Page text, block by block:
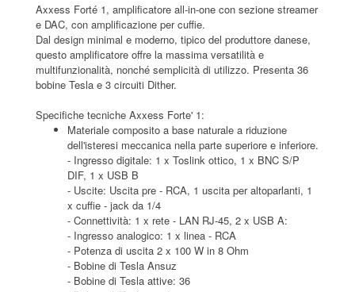
Axxess Forté 1, amplificatore all-in-one con sezione streamer
e DAC, con amplificazione per cuffie.
Dal design minimal e moderno, tipico del produttore danese,
questo amplificatore offre la massima versatilità e
multifunzionalità, nonché semplicità di utilizzo. Presenta 36
bobine Tesla e 3 circuiti Dither.
Specifiche tecniche Axxess Forte' 1:
Materiale composito a base naturale a riduzione
dell'isteresi meccanica nella parte superiore e inferiore.
- Ingresso digitale: 1 x Toslink ottico, 1 x BNC S/P
DIF, 1 x USB B
- Uscite: Uscita pre - RCA, 1 uscita per altoparlanti, 1
x cuffie - jack da 1/4
- Connettività: 1 x rete - LAN RJ-45, 2 x USB A:
- Ingresso analogico: 1 x linea - RCA
- Potenza di uscita 2 x 100 W in 8 Ohm
- Bobine di Tesla Ansuz
- Bobine di Tesla attive: 36